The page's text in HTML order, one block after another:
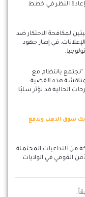
إعادة النظر في خطط
لمكافحة الاحتكار ضد
في إطار جهود
بانتظام مع
هذه القضية.
الحالية قد تؤثر سلبًا
سوق الذهب وتدفع
التداعيات المحتملة
القومي في الولايات